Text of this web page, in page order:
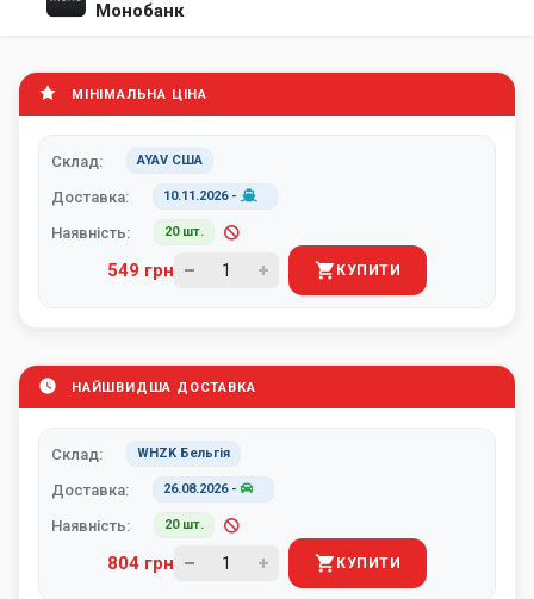
Монобанк
МІНІМАЛЬНА ЦІНА
Склад: AYAV США
Доставка: 10.11.2026-
Наявність: 20 шт.
549 грн КУПИТИ
НАЙШВИДША ДОСТАВКА
Склад: WHZK Бельгія
Доставка: 26.08.2026-
Наявність: 20 шт.
804 грн КУПИТИ